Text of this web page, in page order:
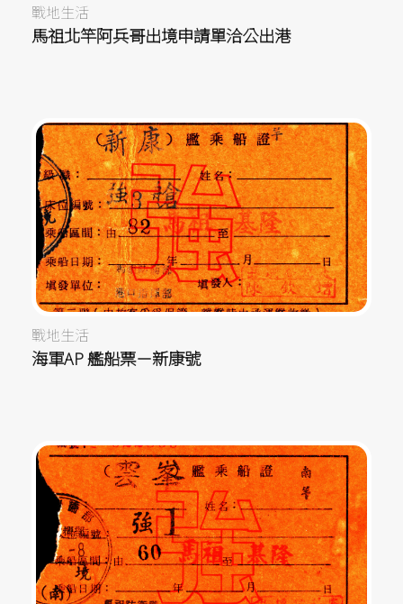
戰地生活
馬祖北竿阿兵哥出境申請單洽公出港
戰地生活
海軍AP 艦船票－新康號